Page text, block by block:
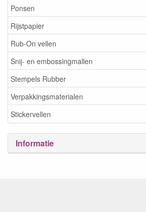
Ponsen
Rijstpapier
Rub-On vellen
Snij- en embossingmallen
Stempels Rubber
Verpakkingsmaterialen
Stickervellen
Informatie